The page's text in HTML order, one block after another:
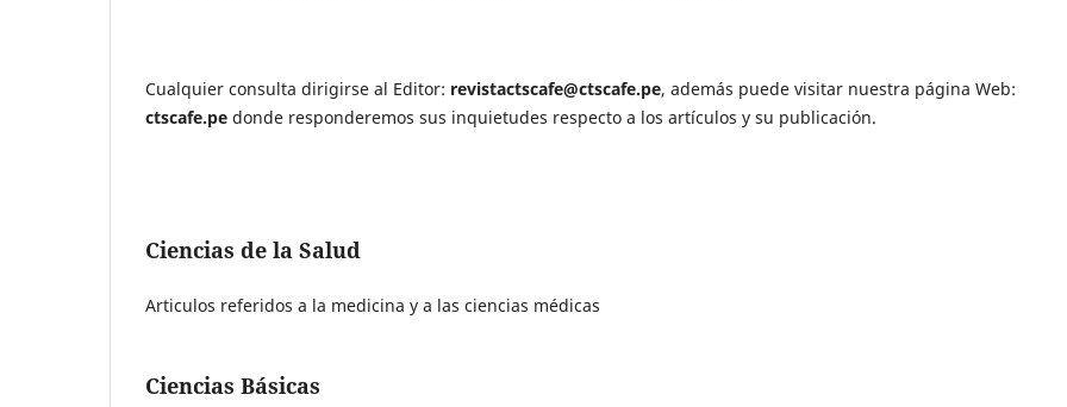
Cualquier consulta dirigirse al Editor: revistactscafe@ctscafe.pe, además puede visitar nuestra página Web:
ctscafe.pe donde responderemos sus inquietudes respecto a los artículos y su publicación.
Ciencias de la Salud
Articulos referidos a la medicina y a las ciencias médicas
Ciencias Básicas